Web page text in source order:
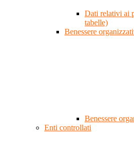
Dati relativi ai
tabelle)
Benessere
Benessere
Enti controllati